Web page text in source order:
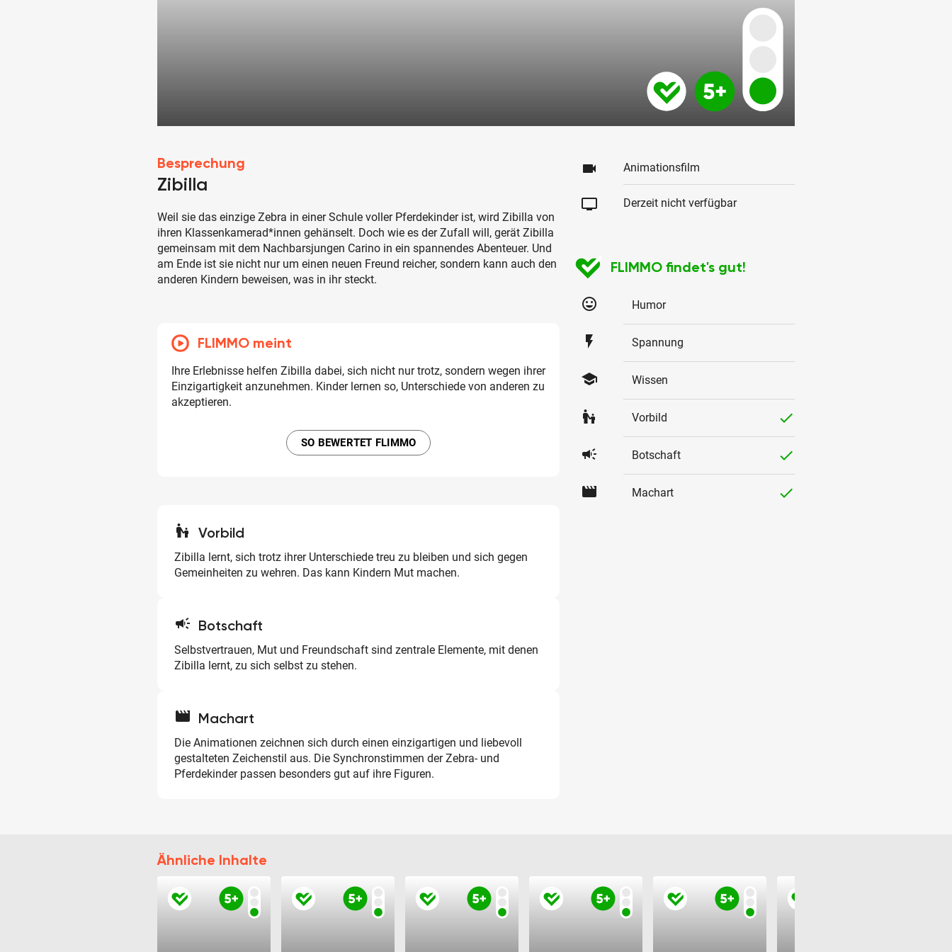
Besprechung
Zibilla
Weil sie das einzige Zebra in einer Schule voller Pferdekinder ist, wird Zibilla von
ihren Klassenkamerad*innen gehänselt. Doch wie es der Zufall will, gerät Zibilla
gemeinsam mit dem Nachbarsjungen Carino in ein spannendes Abenteuer. Und
am Ende ist sie nicht nur um einen neuen Freund reicher, sondern kann auch den
anderen Kindern beweisen, was in ihr steckt.
FLIMMO meint
Ihre Erlebnisse helfen Zibilla dabei, sich nicht nur trotz, sondern wegen ihrer
Einzigartigkeit anzunehmen. Kinder lernen so, Unterschiede von anderen zu
akzeptieren.
SO BEWERTET FLIMMO
escalator_warning Vorbild
Zibilla lernt, sich trotz ihrer Unterschiede treu zu bleiben und sich gegen
Gemeinheiten zu wehren. Das kann Kindern Mut machen.
campaign Botschaft
Selbstvertrauen, Mut und Freundschaft sind zentrale Elemente, mit denen
Zibilla lernt, zu sich selbst zu stehen.
movie Machart
Die Animationen zeichnen sich durch einen einzigartigen und liebevoll
gestalteten Zeichenstil aus. Die Synchronstimmen der Zebra- und
Pferdekinder passen besonders gut auf ihre Figuren.
videocam Animationsfilm
tv Derzeit nicht verfügbar
FLIMMO findet's gut!
tag_faces Humor
flash_on Spannung
school Wissen
escalator_warning Vorbild checked
campaign Botschaft checked
movie Machart checked
Ähnliche Inhalte